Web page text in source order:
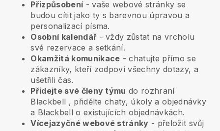
Přizpůsobení- vaše webové stránky se
budou cítit jako ty s barevnou úpravou a
personalizací písma.
Osobní kalendář - vždy zůstat na vrcholu
své rezervace a setkání.
Okamžitá komunikace - chatujte přímo se
zákazníky, kteří zodpoví všechny dotazy, a
ušetřili čas.
Přidejte své členy týmu do rozhraní
Blackbell , přidělte chaty, úkoly a objednávky
a Blackbell o existujících objednávkách.
Vícejazyčné webové stránky - přeložit svůj